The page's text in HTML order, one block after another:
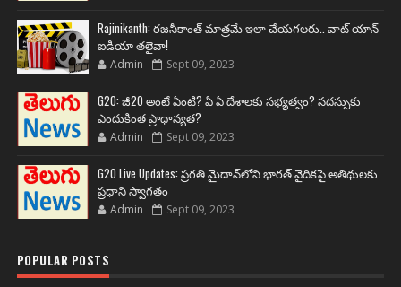
Rajinikanth: రజనీకాంత్ మాత్రమే ఇలా చేయగలరు.. వాట్ యాన్
ఐడియా తలైవా!
Admin Sept 09, 2023
G20: జీ20 అంటే ఏంటి? ఏ ఏ దేశాలకు సభ్యత్వం? సదస్సుకు
ఎందుకింత ప్రాధాన్యత?
Admin Sept 09, 2023
G20 Live Updates: ప్రగతి మైదాన్‌లోని భారత్ వైదికపై అతిథులకు
ప్రధాని స్వాగతం
Admin Sept 09, 2023
POPULAR POSTS